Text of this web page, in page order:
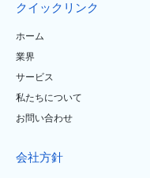
クイックリンク
ホーム
業界
サービス
私たちについて
お問い合わせ
会社方針